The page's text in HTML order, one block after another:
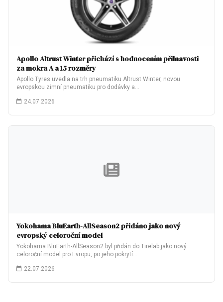
Apollo Altrust Winter přichází s hodnocením přilnavosti
za mokra A a 15 rozměry
Apollo Tyres uvedla na trh pneumatiku Altrust Winter, novou
evropskou zimní pneumatiku pro dodávky a…
24.07.2026
Yokohama BluEarth-AllSeason2 přidáno jako nový
evropský celoroční model
Yokohama BluEarth-AllSeason2 byl přidán do Tirelab jako nový
celoroční model pro Evropu, po jeho pokrytí…
22.07.2026